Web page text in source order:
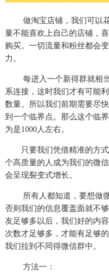
做淘宝店铺，我们可以花
量不能喜欢上自己的店铺，
购买。一切流量和粉丝都会
力。
每进入一个新得群就相当
系连接，这时我们才有可能
数量。所以我们前期需要尽
到一个临界点。那么这个临
为是1000人左右。
只要我们凭借精准的方式
个高质量的人成为我们的微
会呈现裂变式增长。
所有人都知道，要想做微
否则我们的信息覆盖面就不
友足够多以后，我们好的内
次数才足够多，才能有足够
我们拉到不同得微信群中。
方法一：